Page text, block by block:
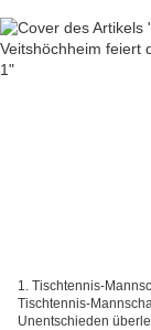
1. Tischtennis-
Tischtennis-
Unentschieden